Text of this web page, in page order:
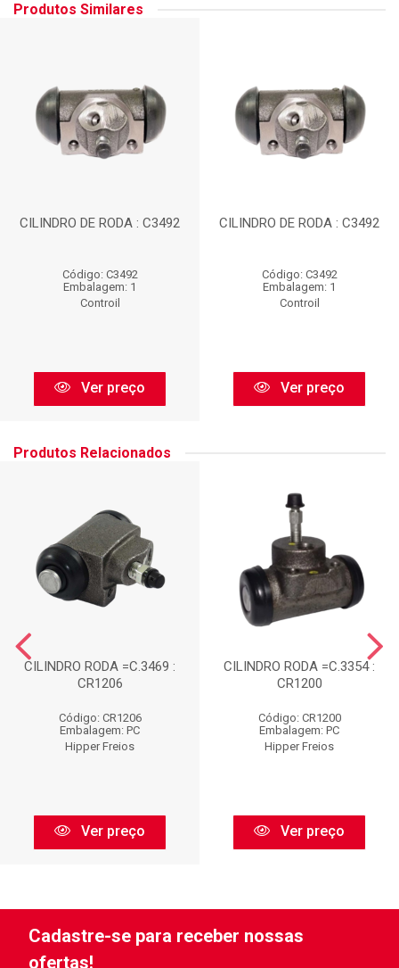
Produtos Similares
CILINDRO DE RODA : C3492
Código: C3492
Embalagem: 1
Controil
Ver preço
CILINDRO DE RODA : C3492
Código: C3492
Embalagem: 1
Controil
Ver preço
Produtos Relacionados
CILINDRO RODA =C.3469 :
CR1206
Código: CR1206
Embalagem: PC
Hipper Freios
Ver preço
CILINDRO RODA =C.3354 :
CR1200
Código: CR1200
Embalagem: PC
Hipper Freios
Ver preço
Cadastre-se para receber nossas
ofertas!